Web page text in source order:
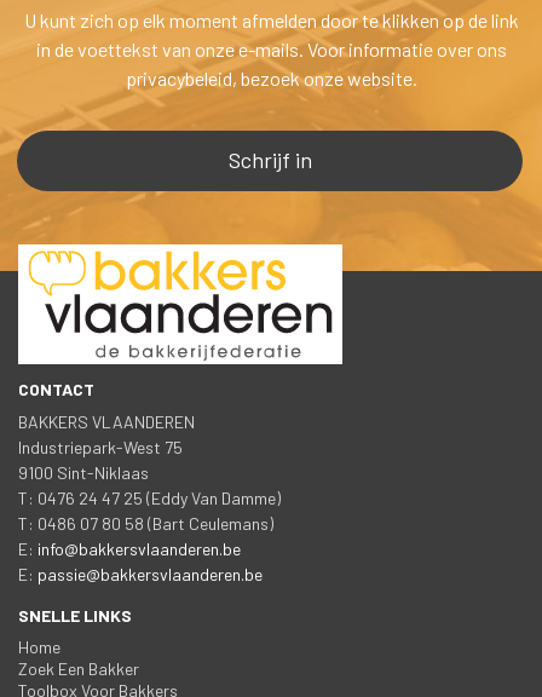
U kunt zich op elk moment afmelden door te klikken op de link
in de voettekst van onze e-mails. Voor informatie over ons
privacybeleid, bezoek onze website.
CONTACT
BAKKERS VLAANDEREN
Industriepark-West 75
9100 Sint-Niklaa
T: 0476 24 47 25 (Eddy Van Damme)
T: 0486 07 80 58 (Bart Ceulemans)
E: info@bakkersvlaanderen.be
E: passie@bakkersvlaanderen.be
SNELLE LINKS
Home
Zoek Een Bakker
Toolbox Voor Bakker